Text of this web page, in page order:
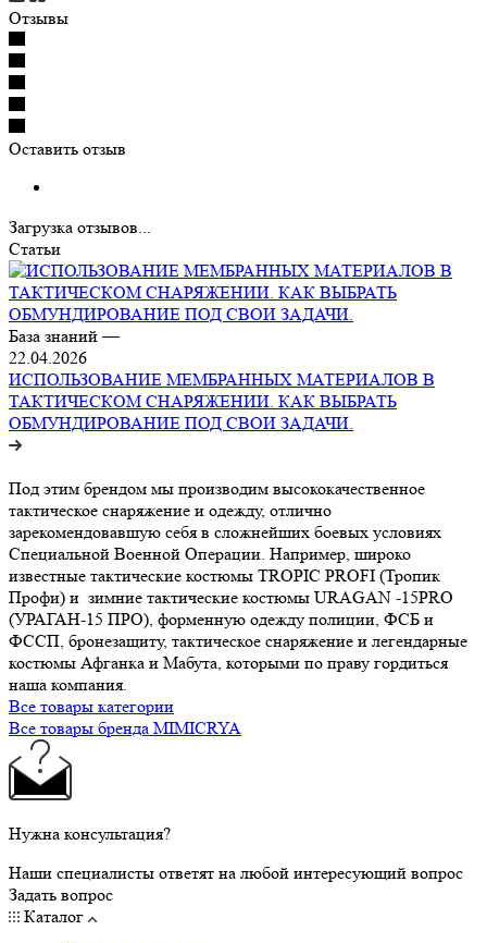
Отзывы
Оставить отзыв
Загрузка отзывов...
Статьи
База знаний—
22.04.2026
ИСПОЛЬЗОВАНИЕ МЕМБРАННЫХ МАТЕРИАЛОВ В
ТАКТИЧЕСКОМ СНАРЯЖЕНИИ. КАК ВЫБРАТЬ
ОБМУНДИРОВАНИЕ ПОД СВОИ ЗАДАЧИ.
Под этим брендом мы производим высококачественное
тактическое снаряжение и одежду, отлично
зарекомендовавшую себя в сложнейших боевых условиях
Специальной Военной Операции. Например, широко
известные тактические костюмы TROPIC PROFI (Тропик
Профи) и зимние тактические костюмы URAGAN -15PRO
(УРАГАН-15 ПРО), форменную одежду полиции, ФСБ и
ФССП, бронезащиту, тактическое снаряжение и легендарные
костюмы Афганка и Мабута, которыми по праву гордиться
наша компания.
Все товары категории
Все товары бренда MIMICRYA
Нужна консультация?
Наши специалисты ответят на любой интересующий вопрос
Задать вопрос
Каталог